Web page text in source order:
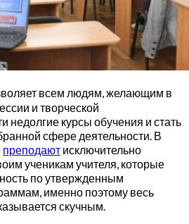
всем людям, желающим в
и творческой
недолгие курсы обучения и стать
сфере деятельности. В
преподают исключительно
ученикам учителя, которые
по утвержденным
именно поэтому весь
скучным.